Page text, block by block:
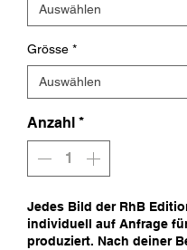
Grösse *
Anzahl *
Jedes Bild der RhB
individuell auf Anfrage
produziert. Nach deiner